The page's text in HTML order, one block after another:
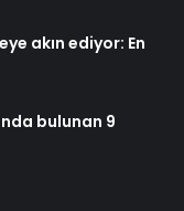
akın ediyor: En
bulunan 9